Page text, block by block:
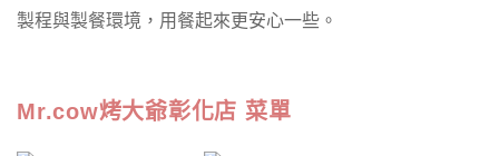
製程與製餐環境，用餐起來更安心一些。
Mr.cow烤大爺彰化店 菜單